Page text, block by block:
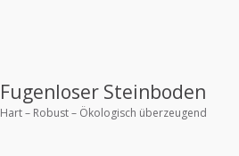
Fugenloser Steinboden
Hart – Robust – Ökologisch überzeugend